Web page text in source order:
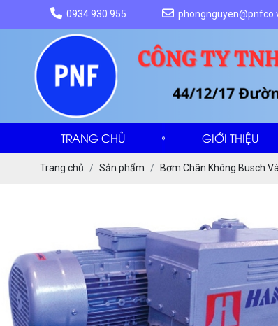
0934 930 955
TRANG CHỦ GIỚI THIỆU
Trang chủ Sản phẩm Bơm Chân Không Busch